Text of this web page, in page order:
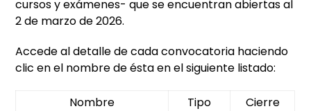
cursos y exámenes- que se encuentran abiertas al
2 de marzo de 2026.
Accede al detalle de cada convocatoria haciendo
clic en el nombre de ésta en el siguiente listado:
Nombre Tipo
Cierre